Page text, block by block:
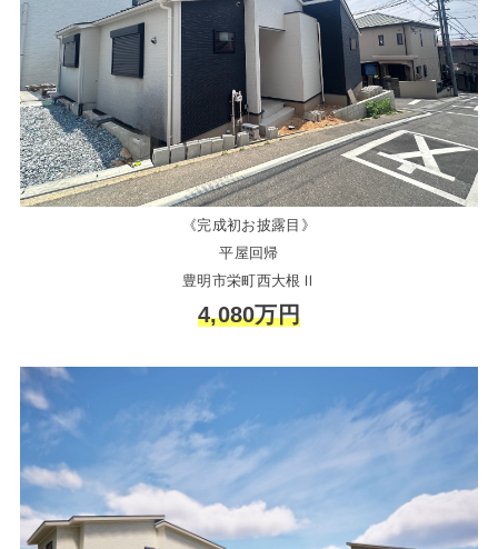
《完成初お披露目》
平屋回帰
豊明市栄町西大根Ⅱ
4,080万円